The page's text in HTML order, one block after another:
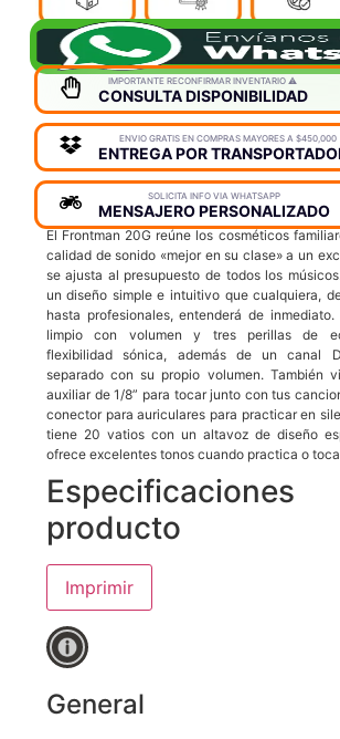
IMPORTANTE RECONFIRMAR INVENTARIO ⚠️
CONSULTA DISPONIBILIDAD
ENVIO GRATIS EN COMPRAS MAYORES A $450,000
ENTREGA POR
SOLICITA INFO VIA WHATSAPP
MENSAJERO PERSONALIZADO
El Frontman 20G reúne los cosméticos
calidad de sonido «mejor en su clase» a un
se ajusta al presupuesto de todos los
un diseño simple e intuitivo que cualquiera,
hasta profesionales, entenderá de
limpio con volumen y tres perillas de
flexibilidad sónica, además de un canal
separado con su propio volumen. También
auxiliar de 1/8” para tocar junto con tus
conector para auriculares para practicar en
tiene 20 vatios con un altavoz de diseño
ofrece excelentes tonos cuando practica o
producto
Imprimir
General